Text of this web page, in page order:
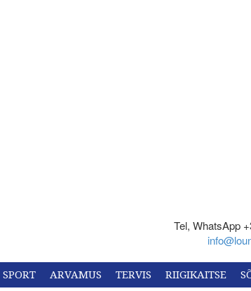
Tel, WhatsApp
SPORT ARVAMUS TERVIS RIIGIKAITSE